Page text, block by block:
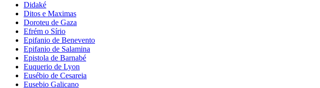
Didaké
Ditos e Maximas
Doroteu de Gaza
Efrém o Sírio
Epifanio de Benevento
Epifanio de Salamina
Epistola de Barnabé
Euquerio de Lyon
Eusébio de Cesareia
Eusebio Galicano